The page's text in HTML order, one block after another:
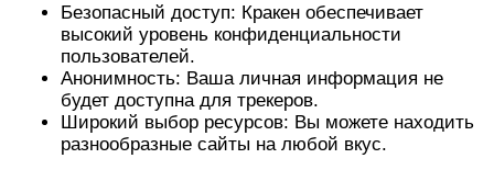
Безопасный доступ: Кракен обеспечивает
высокий уровень конфиденциальности
пользователей.
Анонимность: Ваша личная информация не
будет доступна для трекеров.
Широкий выбор ресурсов: Вы можете находить
разнообразные сайты на любой вкус.